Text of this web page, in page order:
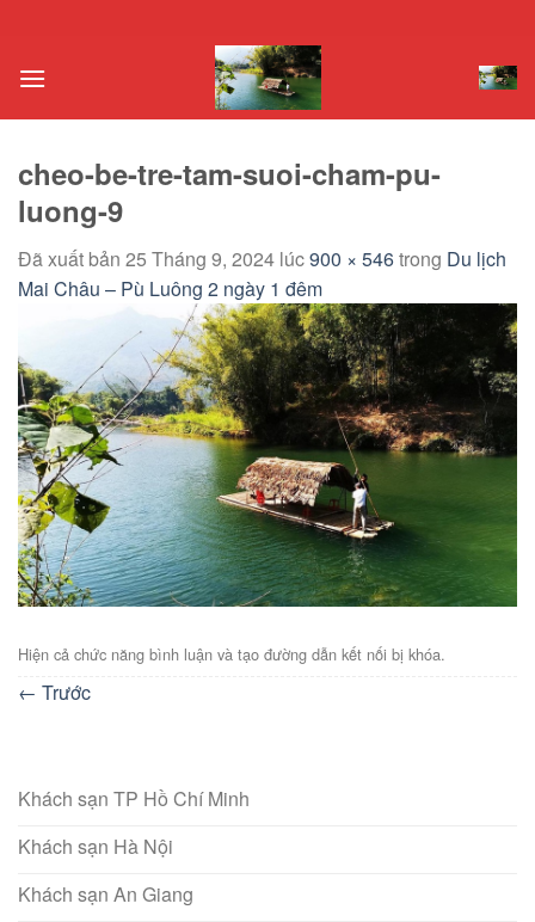
nội
cheo-be-tre-tam-suoi-cham-pu-
luong-9
Đã xuất bản 25 Tháng 9, 2024 lúc900 × 546trong Du lịch
Mai Châu – Pù Luông 2 ngày 1 đêm
Hiện cả chức năng bình luận và tạo đường dẫn kết nối bị khóa.
← Trước
Khách sạn TP Hồ Chí Minh
Khách sạn Hà Nội
Khách sạn An Giang